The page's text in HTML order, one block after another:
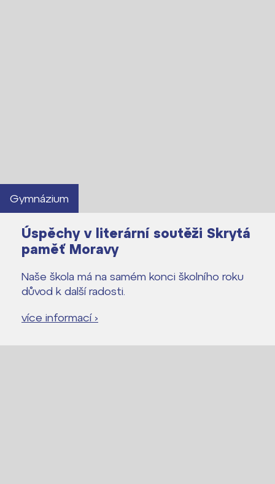
Gymnázium
Úspěchy v literární soutěži Skrytá
paměť Moravy
Naše škola má na samém konci školního roku
důvod k další radosti.
více informací ›